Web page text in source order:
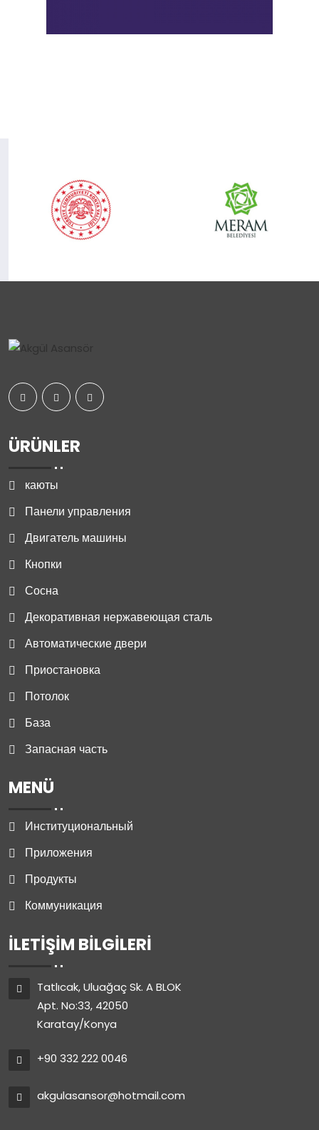
ÜRÜNLER
каюты
Панели управления
Двигатель машины
Кнопки
Сосна
Декоративная нержавеющая сталь
Автоматические двери
Приостановка
Потолок
База
Запасная часть
MENÜ
Институциональный
Приложения
Продукты
Коммуникация
İLETIŞIM BILGILERI
Tatlıcak, Uluağaç Sk. A BLOK
Apt. No:33, 42050
Karatay/Konya
+90 332 222 0046
akgulasansor@hotmail.com